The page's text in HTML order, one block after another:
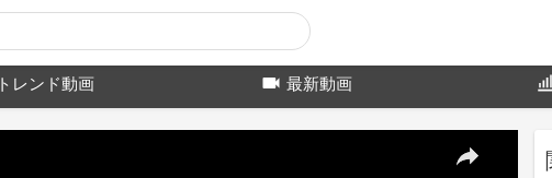
トレンド動画 最新動画